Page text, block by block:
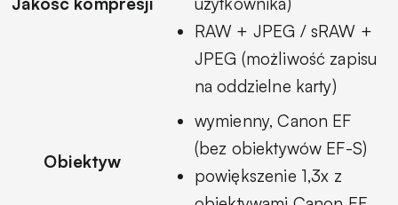
RAW + JPEG / sRAW +
JPEG (możliwość zapisu
na oddzielne karty)
Obiektyw
wymienny, Canon EF
(bez obiektywów EF-S)
powiększenie 1,3x z